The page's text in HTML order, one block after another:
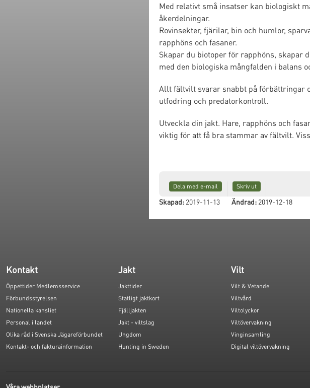
Med relativt små insatser kan biologiskt
åkerdelningar.
Rovinsekter, fjärilar, bin och humlor,
rapphöns och fasaner.
Skapar du biotoper för rapphöns, skapar
med den biologiska mångfalden i balans
Allt fältvilt svarar snabbt på förbättringar
utfodring och predatorkontroll.
Utveckla din jakt. Hare, rapphöns och
viktig för att få bra stammar av fältvilt.
Dela med e-mail Skriv ut
Skapad:2019-11-13 Ändrad:2019-12-18
Kontakt
Öppettider Medlemsservice
Förbundsstyrelsen
Nationella kansliet
Personal i landet
Olika råd i Svenska Jägareförbundet
Kontakt- och fakturainformation
Jakt
Jakttider
Statligt jaktkort
Fjälljakten
Jakt - viltslag
Ungdom
Hunting in Sweden
Vilt
Vilt & Vetande
Viltvård
Viltolyckor
Viltövervakning
Vinginsamling
Digital viltövervakning